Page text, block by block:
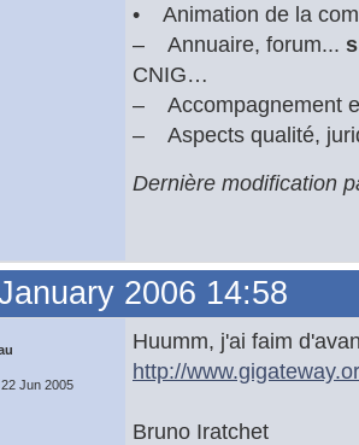
• Animation de la
– Annuaire, forum...
CNIG…
– Accompagnement
– Aspects qualité,
Dernière modification
2006 14:58
Jun 2005
Huumm, j'ai faim
http://
Bruno Iratchet